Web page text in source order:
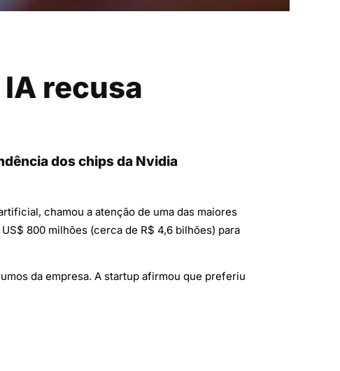
recusa
dos chips da Nvidia
chamou a atenção de uma das maiores
800 milhões (cerca de R$ 4,6 bilhões) para
da empresa. A startup afirmou que preferiu